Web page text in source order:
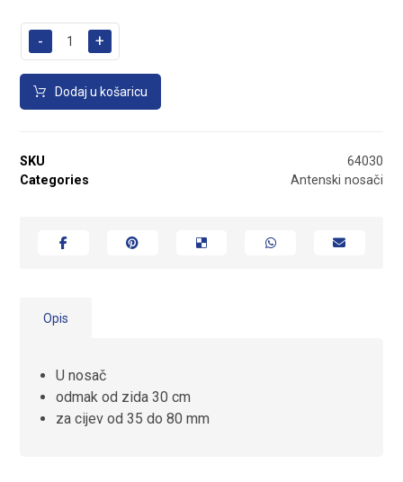
- +
Dodaj u košaricu
SKU
64030
Categories
Antenski nosači
Opis
U nosač
odmak od zida 30 cm
za cijev od 35 do 80 mm